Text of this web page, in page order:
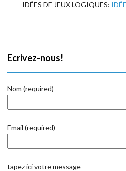
IDÉES DE JEUX LOGIQUES:
Ecrivez-nous!
Nom (required)
Email (required)
tapez ici votre message